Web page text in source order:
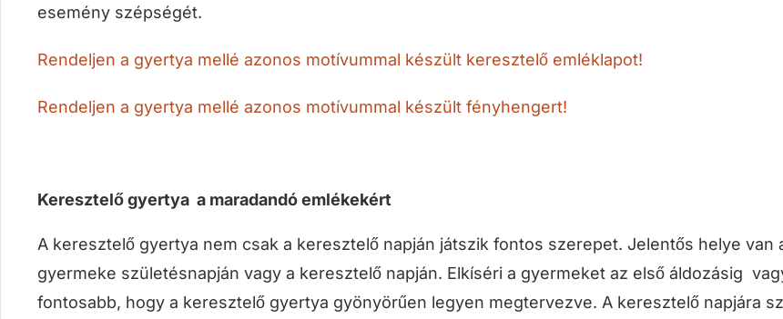
esemény szépségét.
Rendeljen a gyertya mellé azonos motívummal készült keresztelő emléklapot!
Rendeljen a gyertya mellé azonos motívummal készült fényhengert!
Keresztelő gyertya a maradandó emlékekért
A keresztelő gyertya nem csak a keresztelő napján játszik fontos szerepet. Jelentős helye van
gyermeke születésnapján vagy a keresztelő napján. Elkíséri a gyermeket az első áldozásig
fontosabb, hogy a keresztelő gyertya gyönyörűen legyen megtervezve. A keresztelő napjára